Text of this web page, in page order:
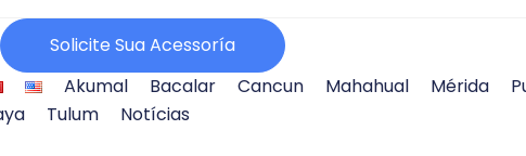
Solicite Sua Acessoría
Akumal
Bacalar Cancun Mahahual Mérida
Tulum Notícias